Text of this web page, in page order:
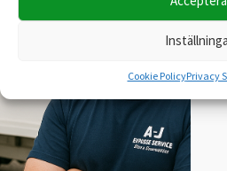
Cookie PolicyPrivacy